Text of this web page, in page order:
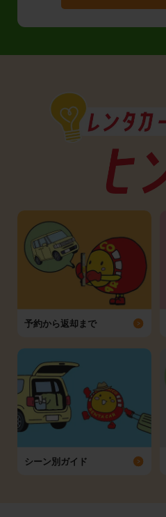
予約から返却まで
シーン別ガイド